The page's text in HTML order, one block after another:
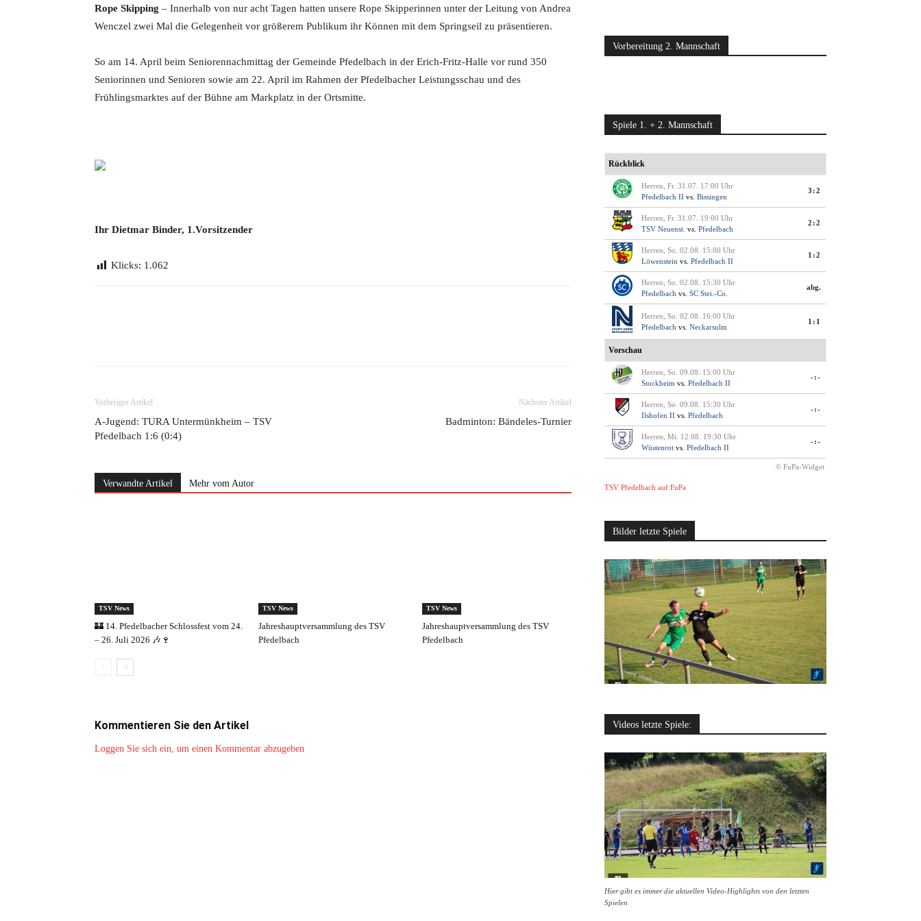
Rope Skipping – Innerhalb von nur acht Tagen hatten unsere Rope Skipperinnen unter der Leitung von Andrea
Wenczel zwei Mal die Gelegenheit vor größerem Publikum ihr Können mit dem Springseil zu präsentieren.
So am 14. April beim Seniorennachmittag der Gemeinde Pfedelbach in der Erich-Fritz-Halle vor rund 350
Seniorinnen und Senioren sowie am 22. April im Rahmen der Pfedelbacher Leistungsschau und des
Frühlingsmarktes auf der Bühne am Markplatz in der Ortsmitte.
Ihr Dietmar Binder, 1.Vorsitzender
Klicks: 1.062
Vorheriger Artikel
A-Jugend: TURA Untermünkheim – TSV
Pfedelbach 1:6 (0:4)
Nächster Artikel
Badminton: Bändeles-Turnier
Verwandte Artikel Mehr vom Autor
TSV News
🏰 14. Pfedelbacher Schlossfest vom 24.
– 26. Juli 2026 🎶🍷
TSV News
Jahreshauptversammlung des TSV
Pfedelbach
TSV News
Jahreshauptversammlung des TSV
Pfedelbach
Kommentieren Sie den Artikel
Loggen Sie sich ein, um einen Kommentar abzugeben
Vorbereitung 2. Mannschaft
Spiele 1. + 2. Mannschaft
Rückblick
Herren, Fr. 31.07. 17:00 Uhr
Pfedelbach II vs. Bissingen
3:2
Herren, Fr. 31.07. 19:00 Uhr
TSV Neuenst. vs. Pfedelbach
2:2
Herren, So. 02.08. 15:00 Uhr
Löwenstein vs. Pfedelbach II
1:2
Herren, So. 02.08. 15:30 Uhr
Pfedelbach vs. SC Stei.-Co.
abg.
Herren, So. 02.08. 16:00 Uhr
Pfedelbach vs. Neckarsulm
1:1
Vorschau
Herren, So. 09.08. 15:00 Uhr
Stockheim vs. Pfedelbach II
-:-
Herren, So. 09.08. 15:30 Uhr
Ilshofen II vs. Pfedelbach
-:-
Herren, Mi. 12.08. 19:30 Uhr
Wüstenrot vs. Pfedelbach II
-:-
© FuPa-Widget
TSV Pfedelbach auf FuPa
Bilder letzte Spiele
Videos letzte Spiele:
Hier gibt es immer die aktuellen Video-Highlights von den letzten
Spielen